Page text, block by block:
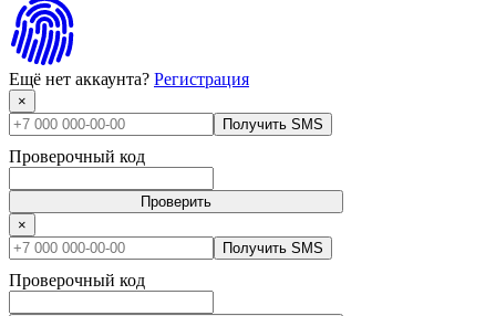
Ещё нет аккаунта? Регистрация
×
Получить SMS
Проверочный код
Проверить
×
Получить SMS
Проверочный код